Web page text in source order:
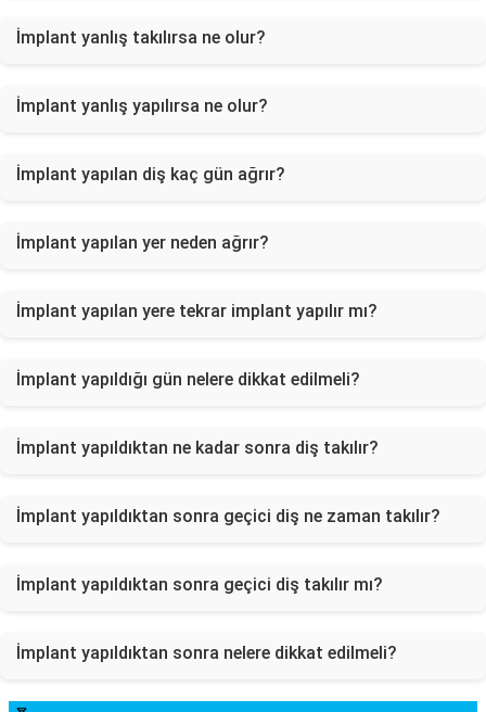
İmplant yanlış takılırsa ne olur?
İmplant yanlış yapılırsa ne olur?
İmplant yapılan diş kaç gün ağrır?
İmplant yapılan yer neden ağrır?
İmplant yapılan yere tekrar implant yapılır mı?
İmplant yapıldığı gün nelere dikkat edilmeli?
İmplant yapıldıktan ne kadar sonra diş takılır?
İmplant yapıldıktan sonra geçici diş ne zaman takılır?
İmplant yapıldıktan sonra geçici diş takılır mı?
İmplant yapıldıktan sonra nelere dikkat edilmeli?